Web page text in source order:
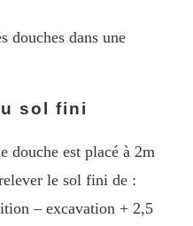
douches dans une
sol fini
douche est placé à 2m
le sol fini de :
– excavation + 2,5